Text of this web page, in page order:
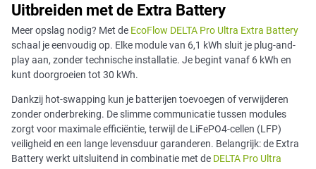
Uitbreiden met de Extra Battery
Meer opslag nodig? Met de EcoFlow DELTA Pro Ultra Extra Battery
schaal je eenvoudig op. Elke module van 6,1 kWh sluit je plug-and-
play aan, zonder technische installatie. Je begint vanaf 6 kWh en
kunt doorgroeien tot 30 kWh.
Dankzij hot-swapping kun je batterijen toevoegen of verwijderen
zonder onderbreking. De slimme communicatie tussen modules
zorgt voor maximale efficiëntie, terwijl de LiFePO4-cellen (LFP)
veiligheid en een lange levensduur garanderen. Belangrijk: de Extra
Battery werkt uitsluitend in combinatie met de DELTA Pro Ultra